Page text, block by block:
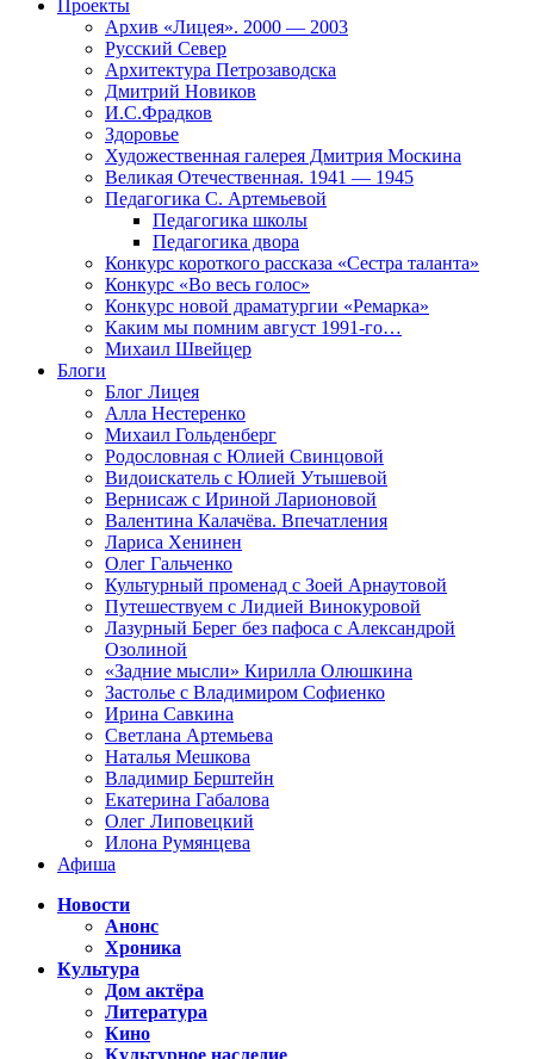
Проекты
Архив «Лицея». 2000 — 2003
Русский Север
Архитектура Петрозаводска
Дмитрий Новиков
И.С.Фрадков
Здоровье
Художественная галерея Дмитрия Москина
Великая Отечественная. 1941 — 1945
Педагогика С. Артемьевой
Педагогика школы
Педагогика двора
Конкурс короткого рассказа «Сестра таланта»
Конкурс «Во весь голос»
Конкурс новой драматургии «Ремарка»
Каким мы помним август 1991-го…
Михаил Швейцер
Блоги
Блог Лицея
Алла Нестеренко
Михаил Гольденберг
Родословная с Юлией Свинцовой
Видоискатель с Юлией Утышевой
Вернисаж с Ириной Ларионовой
Валентина Калачёва. Впечатления
Лариса Хенинен
Олег Гальченко
Культурный променад с Зоей Арнаутовой
Путешествуем с Лидией Винокуровой
Лазурный Берег без пафоса с Александрой
Озолиной
«Задние мысли» Кирилла Олюшкина
Застолье с Владимиром Софиенко
Ирина Савкина
Светлана Артемьева
Наталья Мешкова
Владимир Берштейн
Екатерина Габалова
Олег Липовецкий
Илона Румянцева
Афиша
Новости
Анонс
Хроника
Культура
Дом актёра
Литература
Кино